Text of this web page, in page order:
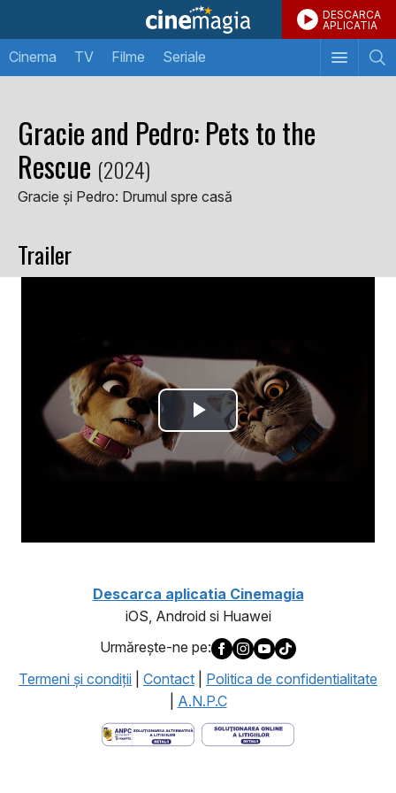
DESCARCA
APLICATIA
Cinema TV Filme Seriale
Gracie and Pedro: Pets to the
Rescue (2024)
Gracie și Pedro: Drumul spre casă
Trailer
Descarca aplicatia Cinemagia
iOS, Android si Huawei
Urmăreşte-ne pe:
Termeni şi condiţii
Contact
Politica de confidentialitate
A.N.P.C